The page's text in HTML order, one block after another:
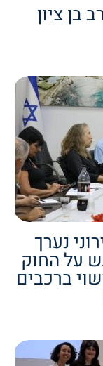
ציון
נערך
על החוק
ברכבים